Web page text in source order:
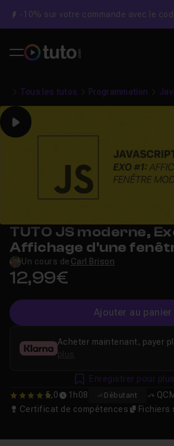
-10% sur votre commande avec le
Tous les tutos Programmation
Play
TUTO JS moderne,
Affichage d'une
Un cours de Carl Brison
12,99€
Ajouter au panier
5 5,0 1h08 Débutant
Certificat de compétences
Fichiers
Acheter maintenant, payer
plus
Enregistrer pour